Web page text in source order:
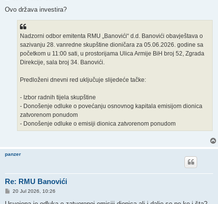
s
Ovo država investira?
Nadzorni odbor emitenta RMU „Banovići“ d.d. Banovići obavještava o
sazivanju 28. vanredne skupštine dioničara za 05.06.2026. godine sa
početkom u 11:00 sati, u prostorijama Ulica Armije BiH broj 52, Zgrada
Direkcije, sala broj 34. Banovići.
Predloženi dnevni red uključuje slijedeće tačke:
- Izbor radnih tijela skupštine
- Donošenje odluke o povećanju osnovnog kapitala emisijom dionica
zatvorenom ponudom
- Donošenje odluke o emisiji dionica zatvorenom ponudom
panzer
Re: RMU Banovići
P
s
20 Jul 2026, 10:26